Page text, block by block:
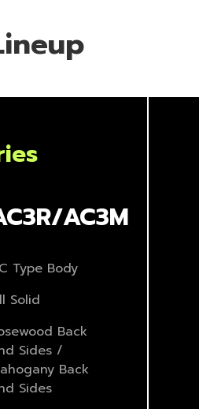
AC3M
Type Body
Solid
Back
Sides /
Back
Sides